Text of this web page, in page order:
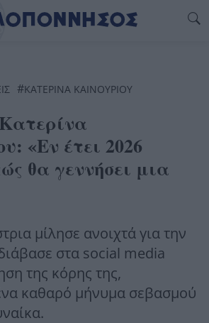
#ΚΑΤΕΡΊΝΑ ΚΑΙΝΟΎΡΙΟΥ
«Εν έτει 2026
θα γεννήσει μια
μίλησε ανοιχτά για την
στα social media
της κόρης της,
καθαρό μήνυμα σεβασμού